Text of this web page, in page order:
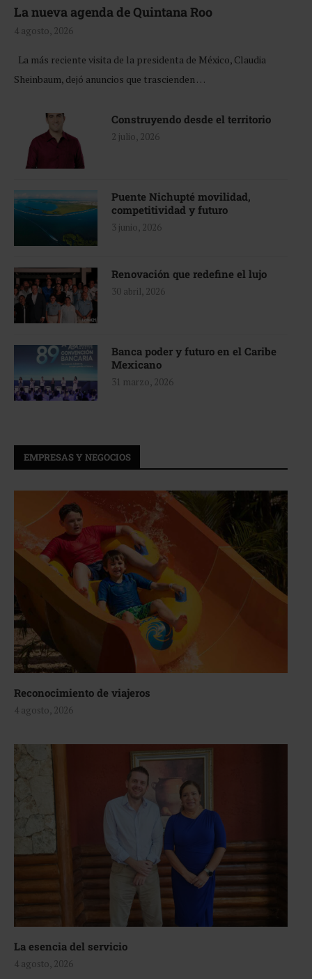
La nueva agenda de Quintana Roo
4 agosto, 2026
La más reciente visita de la presidenta de México, Claudia
Sheinbaum, dejó anuncios que trascienden …
Construyendo desde el territorio
2 julio, 2026
Puente Nichupté movilidad,
competitividad y futuro
3 junio, 2026
Renovación que redefine el lujo
30 abril, 2026
Banca poder y futuro en el Caribe
Mexicano
31 marzo, 2026
EMPRESAS Y NEGOCIOS
Reconocimiento de viajeros
4 agosto, 2026
La esencia del servicio
4 agosto, 2026